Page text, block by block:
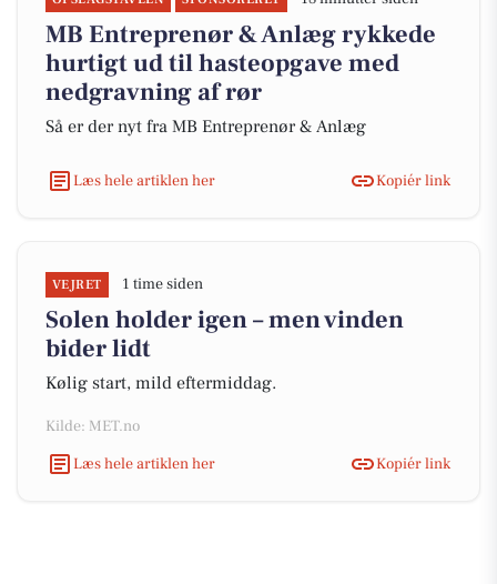
MB Entreprenør & Anlæg rykkede
hurtigt ud til hasteopgave med
nedgravning af rør
Så er der nyt fra MB Entreprenør & Anlæg
Læs hele artiklen her Kopiér link
VEJRET 1 time siden
Solen holder igen – men vinden
bider lidt
Kølig start, mild eftermiddag.
Kilde: MET.no
Læs hele artiklen her
Kopiér link